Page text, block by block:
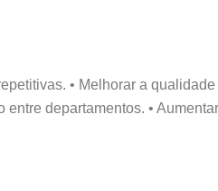
• Melhorar a
departamentos. •